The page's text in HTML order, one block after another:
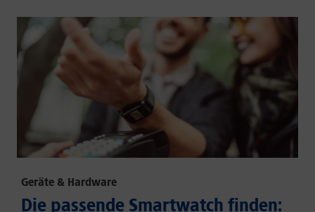
Geräte & Hardware
Die passende Smartwatch finden: